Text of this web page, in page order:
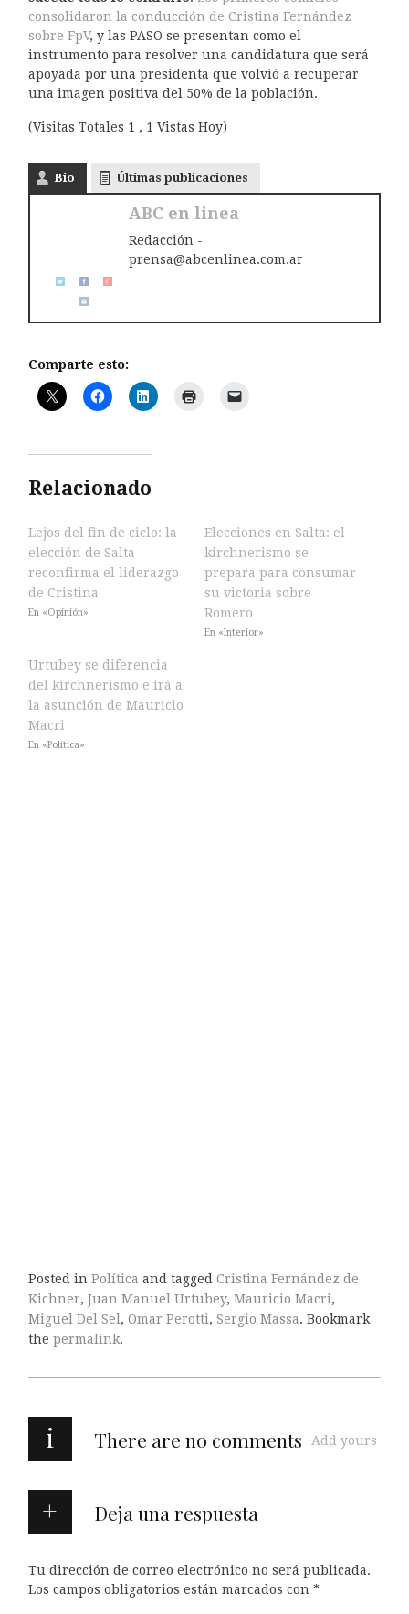
consolidaron la conducción de Cristina Fernández
sobre FpV, y las PASO se presentan como el
instrumento para resolver una candidatura que será
apoyada por una presidenta que volvió a recuperar
una imagen positiva del 50% de la población.
(Visitas Totales 1 , 1 Vistas Hoy)
Bio Últimas publicaciones
ABC en linea
Redacción -
prensa@abcenlinea.com.ar
Comparte esto:
Relacionado
Lejos del fin de ciclo: la
elección de Salta
reconfirma el liderazgo
de Cristina
En «Opinión»
Elecciones en Salta: el
kirchnerismo se
prepara para consumar
su victoria sobre
Romero
En «Interior»
Urtubey se diferencia
del kirchnerismo e irá a
la asunción de Mauricio
Macri
En «Política»
Posted in Política and tagged Cristina Fernández de
Kichner, Juan Manuel Urtubey, Mauricio Macri,
Miguel Del Sel , Omar Perotti, Sergio Massa. Bookmark
the permalink.
i There are no comments Add yours
Deja una respuesta
Tu dirección de correo electrónico no será publicada.
Los campos obligatorios están marcados con *